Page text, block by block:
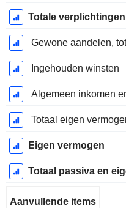
Gewone aandelen,
Ingehouden winsten
Algemeen inkomen
Totaal eigen
Eigen vermogen
Totaal passiva en
Aanvullende items